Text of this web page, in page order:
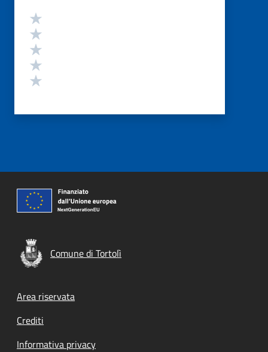
Valutazione
Comune di Tortolì
Footer menu
Area riservata
Crediti
Informativa privacy